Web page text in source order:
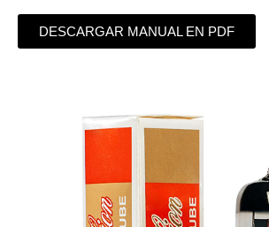
DESCARGAR MANUAL EN PDF